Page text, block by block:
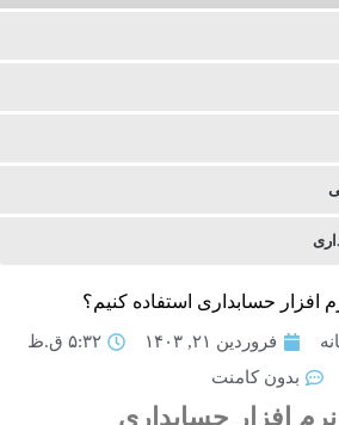
فروردین ۲۱, ۱۴۰۳
۵:۳۲ ق.ظ
بدون کامنت
افزار حسابداری